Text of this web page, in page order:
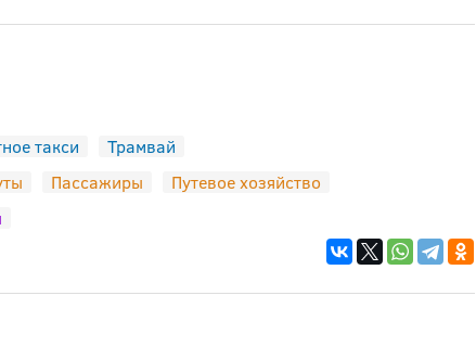
такси
Трамвай
Пассажиры
Путевое хозяйство